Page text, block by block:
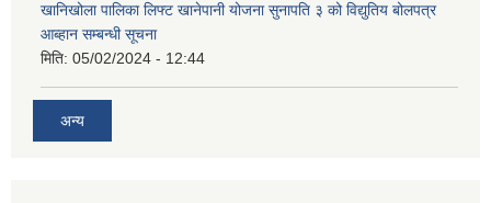
खानिखोला पालिका लिफ्ट खानेपानी योजना सुनापति ३ को विद्युतिय बोलपत्र
आब्हान सम्बन्धी सूचना
मिति: 05/02/2024 - 12:44
अन्य